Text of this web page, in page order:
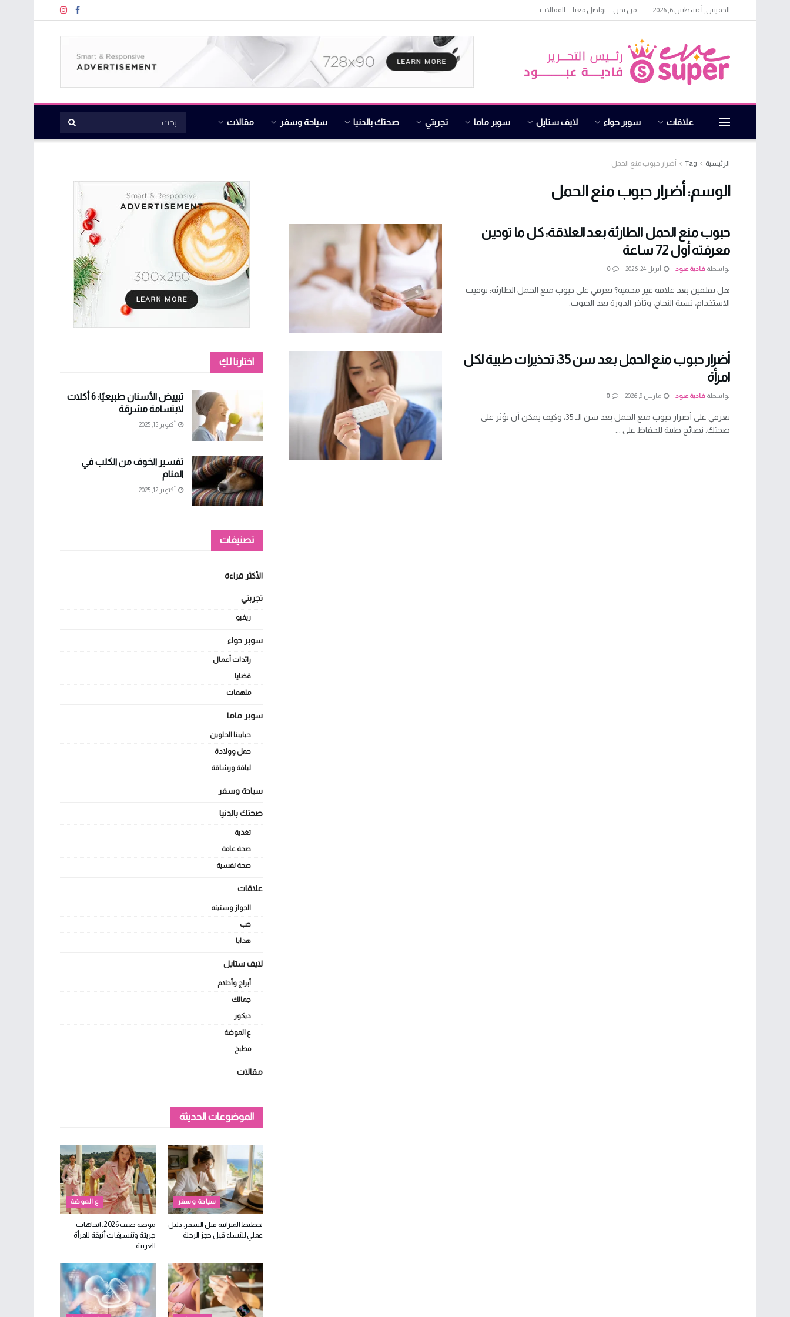
الخميس, أغسطس 6, 2026 من نحن تواصل معنا المقالات
علاقات سوبر حواء لايف ستايل سوبر ماما تجربتي صحتك بالدنيا سياحة وسفر مقالات
الرئيسية Tag أضرار حبوب منع الحمل
الوسم: أضرار حبوب منع الحمل
حبوب منع الحمل الطارئة بعد العلاقة: كل ما تودين
معرفته أول 72 ساعة
بواسطة فادية عبود أبريل 24, 2026 0
هل تقلقين بعد علاقة غير محمية؟ تعرفي على حبوب منع الحمل الطارئة: توقيت
الاستخدام، نسبة النجاح، وتأخر الدورة بعد الحبوب.
أضرار حبوب منع الحمل بعد سن 35: تحذيرات طبية لكل
امرأة
بواسطة فادية عبود مارس 9, 2026 0
تعرفي على أضرار حبوب منع الحمل بعد سن الـ 35، وكيف يمكن أن تؤثر على
صحتك. نصائح طبية للحفاظ على ...
اختارنا لكِ
تبييض الأسنان طبيعيًا: 6 أكلات
لابتسامة مشرقة
أكتوبر 15, 2025
تفسير الخوف من الكلب في
المنام
أكتوبر 12, 2025
تصنيفات
الأكثر قراءة
تجربتي
ريفيو
سوبر حواء
رائدات أعمال
قضايا
ملهمات
سوبر ماما
حبايبنا الحلوين
حمل وولادة
لياقة ورشاقة
سياحة وسفر
صحتك بالدنيا
تغذية
صحة عامة
صحة نفسية
علاقات
الجواز وسنينه
حب
هدايا
لايف ستايل
أبراج وأحلام
جمالك
ديكور
ع الموضة
مطبخ
مقالات
الموضوعات الحديثة
سياحة وسفر
تخطيط الميزانية قبل السفر: دليل
عملي للنساء قبل حجز الرحلة
ع الموضة
موضة صيف 2026: اتجاهات
جريئة وتنسيقات أنيقة للمرأة
العربية